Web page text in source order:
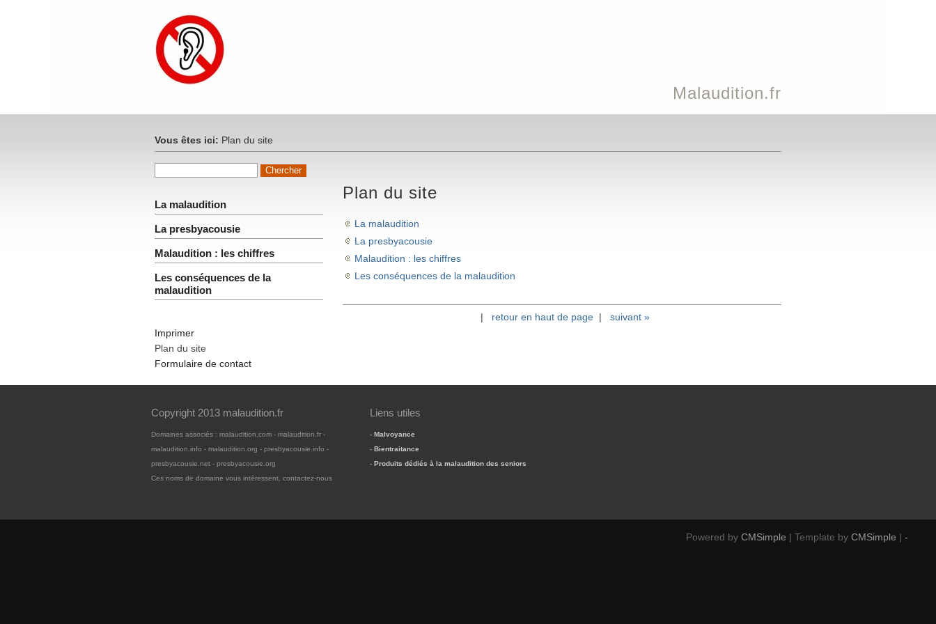
Malaudition.fr
Vous êtes ici: Plan du site
La malaudition
La presbyacousie
Malaudition : les chiffres
Les conséquences de la
malaudition
Imprimer
Plan du site
Formulaire de contact
Plan du site
La malaudition
La presbyacousie
Malaudition : les chiffres
Les conséquences de la malaudition
| retour en haut de page| suivant »
Copyright 2013 malaudition.fr
Domaines associés : malaudition.com - malaudition.fr -
malaudition.info - malaudition.org - presbyacousie.info -
presbyacousie.net - presbyacousie.org
Ces noms de domaine vous intéressent, contactez-nous
Liens utiles
- Malvoyance
- Bientraitance
- Produits dédiés à la malaudition des seniors
Powered by CMSimple | Template by CMSimple | -